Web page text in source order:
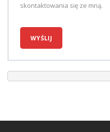
skontaktowania się ze mną.